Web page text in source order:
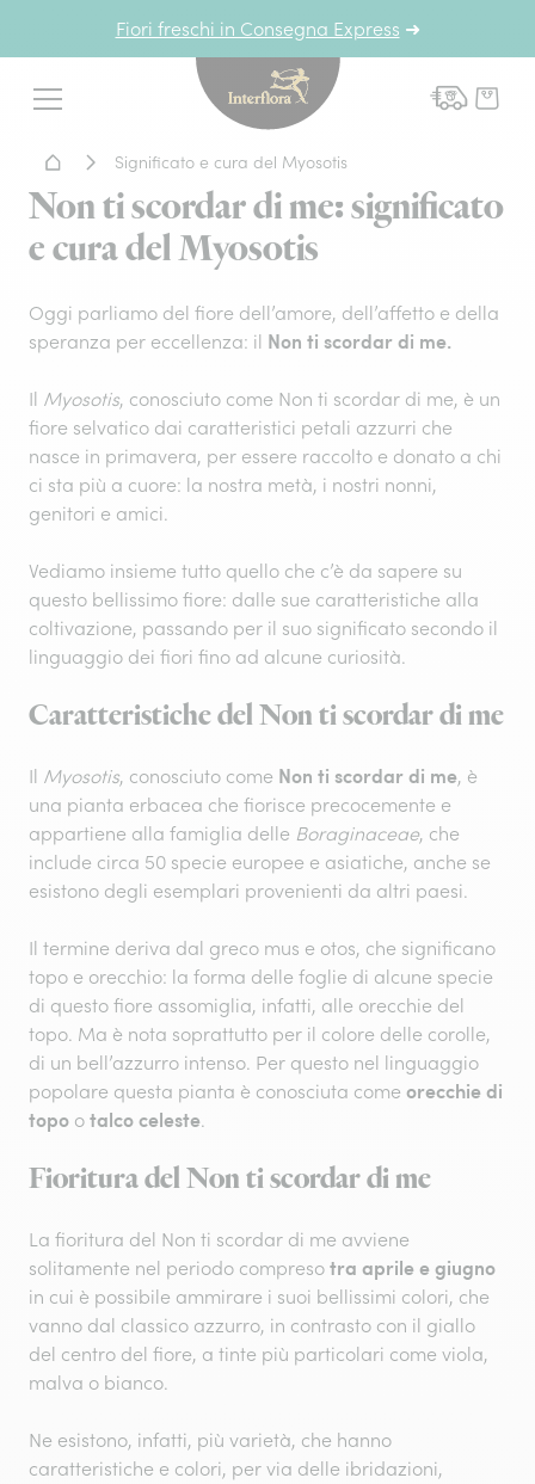
Fiori freschi in Consegna Express ➜
Menu
Interflora - fiori a
Home - Fiori a domicilio
Significato e cura del Myosotis
Non ti scordar di me: significato
e cura del Myosotis
Oggi parliamo del fiore dell’amore, dell’affetto e della
speranza per eccellenza: il Non ti scordar di me.
Il Myosotis, conosciuto come Non ti scordar di me, è un
fiore selvatico dai caratteristici petali azzurri che
nasce in primavera, per essere raccolto e donato a chi
ci sta più a cuore: la nostra metà, i nostri nonni,
genitori e amici.
Vediamo insieme tutto quello che c’è da sapere su
questo bellissimo fiore: dalle sue caratteristiche alla
coltivazione, passando per il suo significato secondo il
linguaggio dei fiori fino ad alcune curiosità.
Caratteristiche del Non ti scordar di me
Il Myosotis, conosciuto come Non ti scordar di me, è
una pianta erbacea che fiorisce precocemente e
appartiene alla famiglia delle Boraginaceae, che
include circa 50 specie europee e asiatiche, anche se
esistono degli esemplari provenienti da altri paesi.
Il termine deriva dal greco mus e otos, che significano
topo e orecchio: la forma delle foglie di alcune specie
di questo fiore assomiglia, infatti, alle orecchie del
topo. Ma è nota soprattutto per il colore delle corolle,
di un bell’azzurro intenso. Per questo nel linguaggio
popolare questa pianta è conosciuta come orecchie di
topo o talco celeste.
Fioritura del Non ti scordar di me
La fioritura del Non ti scordar di me avviene
solitamente nel periodo compreso tra aprile e giugno
in cui è possibile ammirare i suoi bellissimi colori, che
vanno dal classico azzurro, in contrasto con il giallo
del centro del fiore, a tinte più particolari come viola,
malva o bianco.
Ne esistono, infatti, più varietà, che hanno
caratteristiche e colori, per via delle ibridazioni,